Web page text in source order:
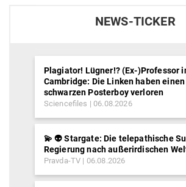
NEWS-TICKER
Plagiator! Lügner!? (Ex-)Professor
Cambridge: Die Linken haben einen
schwarzen Posterboy verloren
Sciencefiles 06.08.2026
💫 👽 Stargate: Die telepathische
Regierung nach außerirdischen
Pravda-TV 06.08.2026